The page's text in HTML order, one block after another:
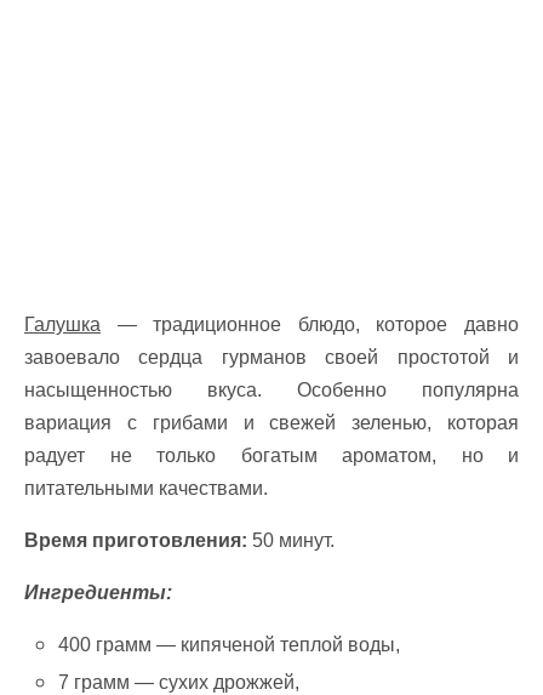
Галушка — традиционное блюдо, которое давно
завоевало сердца гурманов своей простотой и
насыщенностью вкуса. Особенно популярна
вариация с грибами и свежей зеленью, которая
радует не только богатым ароматом, но и
питательными качествами.
Время приготовления: 50 минут.
Ингредиенты:
400 грамм — кипяченой теплой воды,
7 грамм — сухих дрожжей,